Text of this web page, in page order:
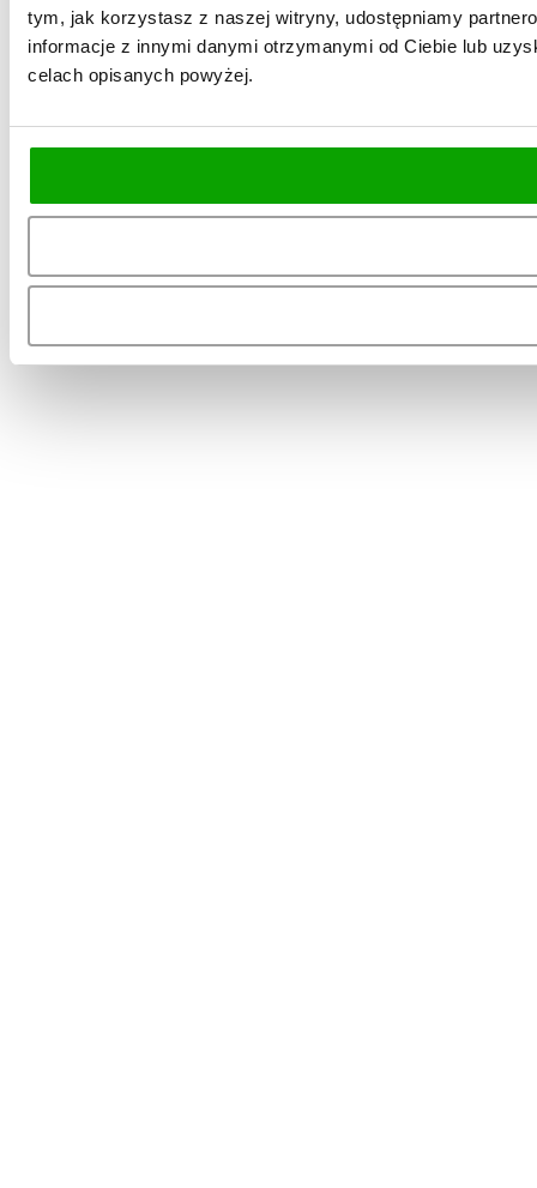
tym, jak korzystasz z naszej witryny, udostępniamy
informacje z innymi danymi otrzymanymi od Ciebie lub
celach opisanych powyżej.